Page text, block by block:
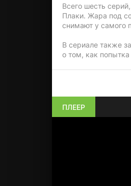
Всего шесть
Плаки. Жара под
снимают у самого
В сериале также
о том, как
ПЛЕЕР